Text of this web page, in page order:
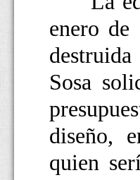
enero
Sosa
diseño,
quien